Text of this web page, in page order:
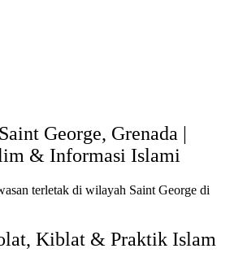
George, Grenada |
& Informasi Islami
terletak di wilayah Saint George di
Kiblat & Praktik Islam